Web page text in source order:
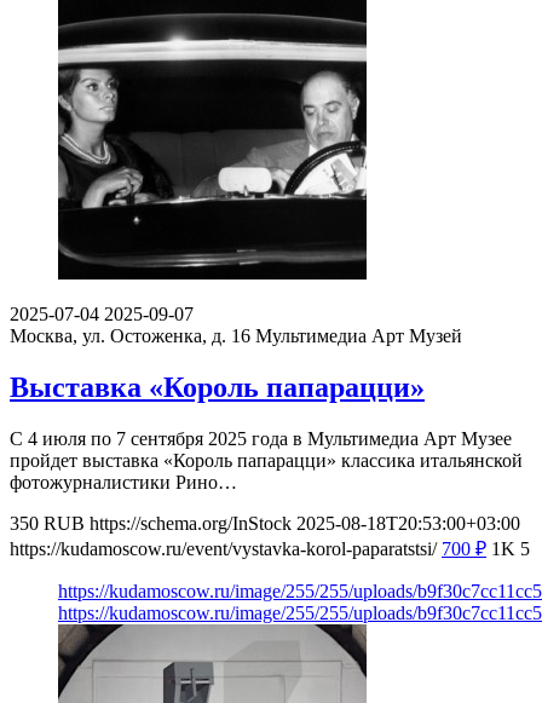
2025-07-04 2025-09-07
Москва, ул. Остоженка, д. 16 Мультимедиа Арт Музей
Выставка «Король папарацци»
С 4 июля по 7 сентября 2025 года в Мультимедиа Арт Музее
пройдет выставка «Король папарацци» классика итальянской
фотожурналистики Рино…
350 RUB https://schema.org/InStock 2025-08-18T20:53:00+03:00
https://kudamoscow.ru/event/vystavka-korol-paparatstsi/ 700 ₽ 1K 5
https://kudamoscow.ru/image/255/255/uploads/
https://kudamoscow.ru/image/255/255/uploads/